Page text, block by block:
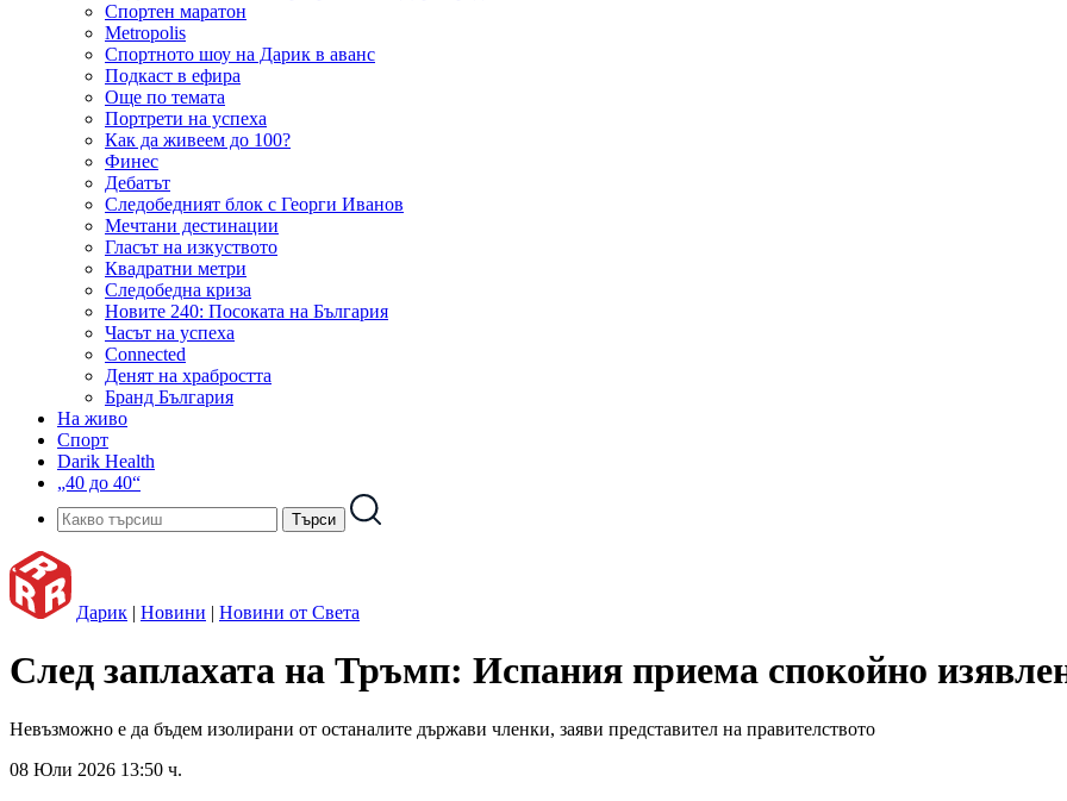
Спортен маратон
Metropolis
Спортното шоу на Дарик в аванс
Подкаст в ефира
Още по темата
Портрети на успеха
Как да живеем до 100?
Финес
Дебатът
Следобедният блок с Георги Иванов
Мечтани дестинации
Гласът на изкуството
Квадратни метри
Следобедна криза
Новите 240: Посоката на България
Часът на успеха
Connected
Денят на храбростта
Бранд България
На живо
Спорт
Darik Health
„40 до 40“
Дарик | Новини | Новини от Света
След заплахата на Тръмп: Испания приема спокойно
Невъзможно е да бъдем изолирани от останалите държави членки, заяви представител на правителството
08 Юли 2026 13:50 ч.